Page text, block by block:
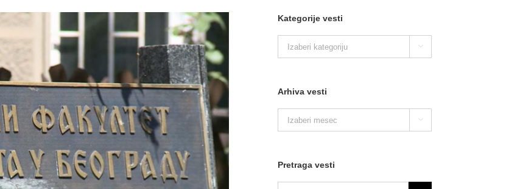
Kategorije vesti
vesti

Arhiva vesti
vesti

Pretraga vesti